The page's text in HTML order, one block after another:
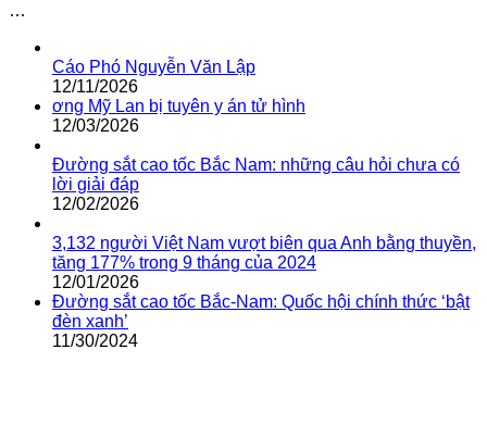
…
Cáo Phó Nguyễn Văn Lập
12/11/2026
ơng Mỹ Lan bị tuyên y án tử hình
12/03/2026
Đường sắt cao tốc Bắc Nam: những câu hỏi chưa có
lời giải đáp
12/02/2026
3,132 người Việt Nam vượt biên qua Anh bằng thuyền,
tăng 177% trong 9 tháng của 2024
12/01/2026
Đường sắt cao tốc Bắc-Nam: Quốc hội chính thức ‘bật
đèn xanh’
11/30/2024